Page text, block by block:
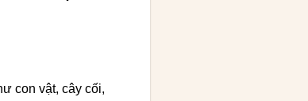
con vật, cây cối,